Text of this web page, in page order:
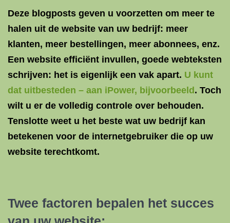
Deze blogposts geven u voorzetten om meer te
halen uit de website van uw bedrijf: meer
klanten, meer bestellingen, meer abonnees, enz.
Een website efficiënt invullen, goede webteksten
schrijven: het is eigenlijk een vak apart. U kunt
dat uitbesteden – aan iPower, bijvoorbeeld . Toch
wilt u er de volledig controle over behouden.
Tenslotte weet u het beste wat uw bedrijf kan
betekenen voor de internetgebruiker die op uw
website terechtkomt.
Twee factoren bepalen het succes